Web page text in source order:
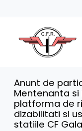
Anunt de
Mentenanta
platforma de
dizabilitati si
statiile CF